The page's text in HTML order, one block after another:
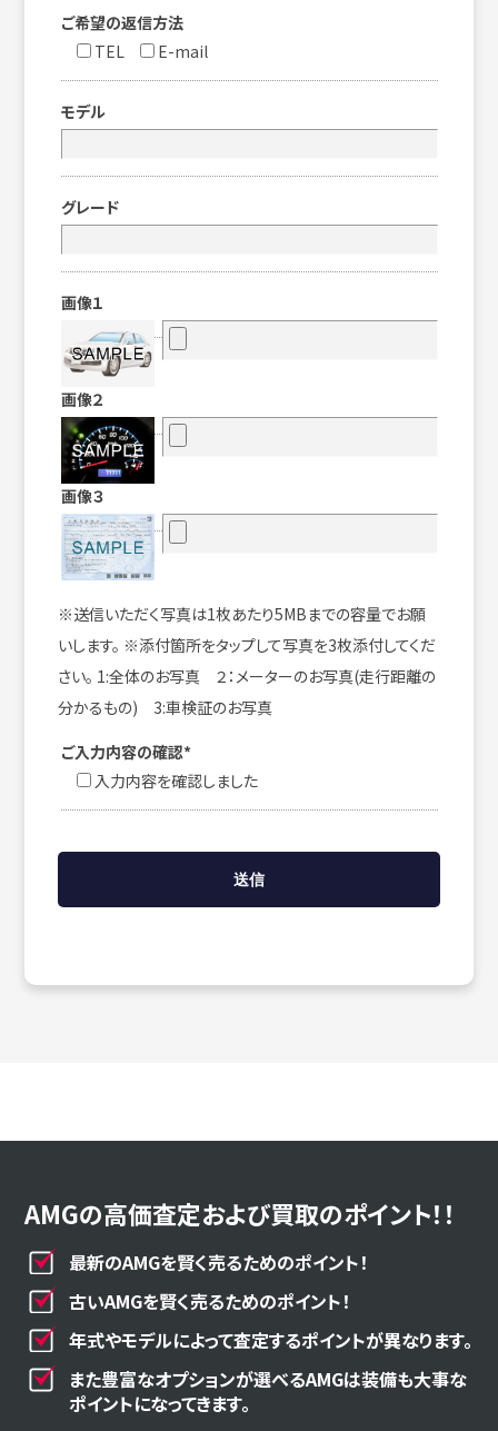
ご希望の返信方法
TEL
E-mail
モデル
グレード
画像１
画像２
画像３
※送信いただく写真は1枚あたり5MBまでの容量でお願
いします。 ※添付箇所をタップして写真を3枚添付してくだ
さい。 1:全体のお写真 ２：メーターのお写真(走行距離の
分かるもの) 3:車検証のお写真
ご入力内容の確認*
入力内容を確認しました
AMGの高価査定および買取のポイント！！
最新のAMGを賢く売るためのポイント！
古いAMGを賢く売るためのポイント！
年式やモデルによって査定するポイントが異なります。
また豊富なオプションが選べるAMGは装備も大事な
ポイントになってきます。